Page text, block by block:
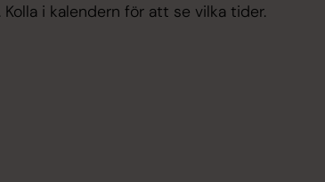
i kalendern för att se vilka tider.